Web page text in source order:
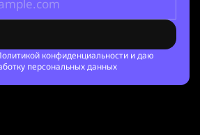
конфиденциальности и даю
персональных данных